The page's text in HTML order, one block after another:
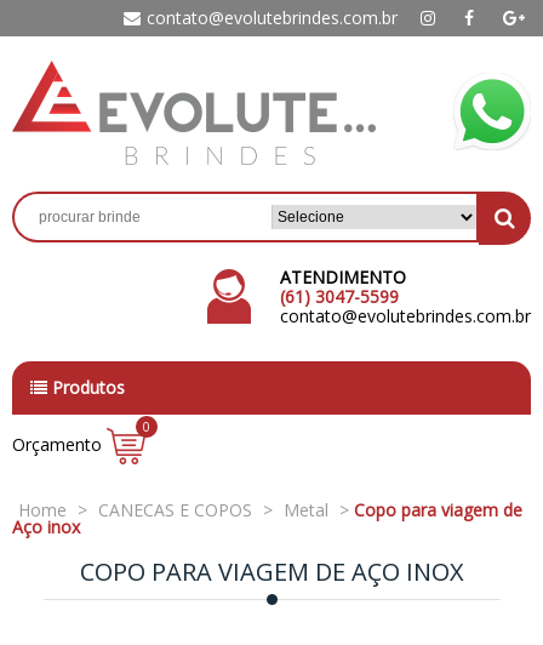
contato@evolutebrindes.com.br
ATENDIMENTO
(61) 3047-5599
contato@evolutebrindes.com.br
Produtos
Orçamento
0
Home > CANECAS E COPOS > Metal > Copo para viagem de
Aço inox
COPO PARA VIAGEM DE AÇO INOX